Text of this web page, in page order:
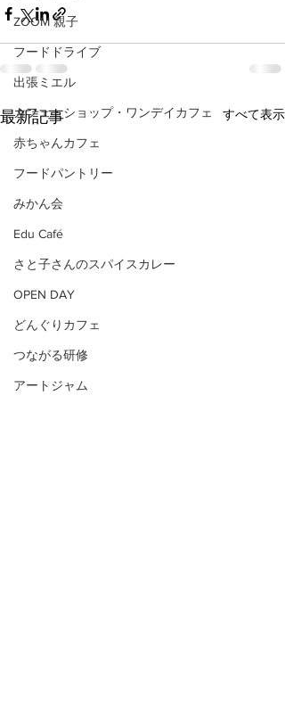
ZOOM 親子
フードドライブ
出張ミエル
カフェ・ショップ・ワンデイカフェ
赤ちゃんカフェ
フードパントリー
みかん会
Edu Café
さと子さんのスパイスカレー
OPEN DAY
どんぐりカフェ
つながる研修
アートジャム
最新記事 すべて表示